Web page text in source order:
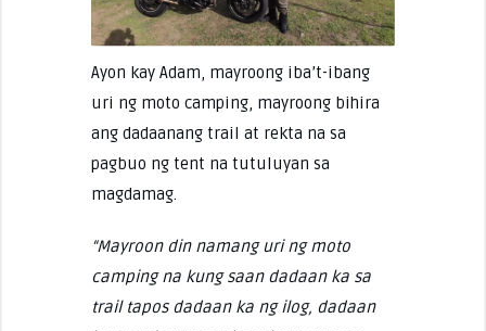
Ayon kay Adam, mayroong iba’t-ibang
uri ng moto camping, mayroong bihira
ang dadaanang trail at rekta na sa
pagbuo ng tent na tutuluyan sa
magdamag.
“Mayroon din namang uri ng moto
camping na kung saan dadaan ka sa
trail tapos dadaan ka ng ilog, dadaan